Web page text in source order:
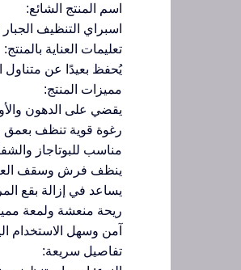
اسم المنتج الشائع:
اسبراي التنظيف الجبار Multipurpose Bubble Cleaner
تعليمات العناية بالمنتج:
يُحفظ بعيدًا عن متناول
مميزات المنتج:
يقضي على الدهون
رغوة قوية تنظف بعمق
مناسب للبوتاجاز
ينظف فرش وسقف
يساعد في إزالة بقع
ريحة منعشة ولمعة
آمن وسهل الاستخدام
تفاصيل سريعة: